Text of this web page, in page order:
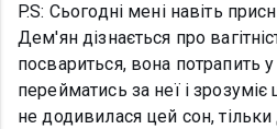
P.S: Сьогодні мені навіть
Дем'ян дізнається про
посвариться, вона потрапить
перейматись за неї і
не додивилася цей сон,